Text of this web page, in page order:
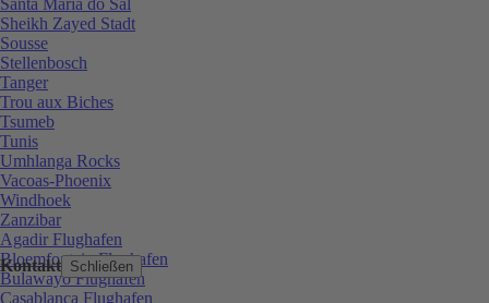
Kontakt Schließen
Sheikh Zayed Stadt
Sousse
Stellenbosch
Tanger
Trou aux Biches
Tsumeb
Tunis
Umhlanga Rocks
Vacoas-Phoenix
Windhoek
Zanzibar
Agadir Flughafen
Bloemfontein Flughafen
Bulawayo Flughafen
Casablanca Flughafen